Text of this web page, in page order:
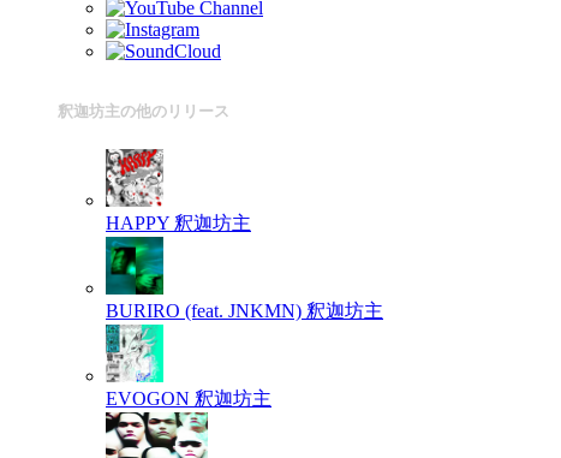
釈迦坊主の他のリリース
HAPPY 釈迦坊主
BURIRO (feat. JNKMN) 釈迦坊主
EVOGON 釈迦坊主